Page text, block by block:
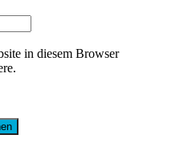
in diesem Browser